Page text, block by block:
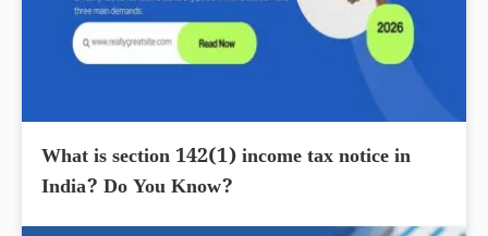
What is section 142(1) income tax notice in
India? Do You Know?